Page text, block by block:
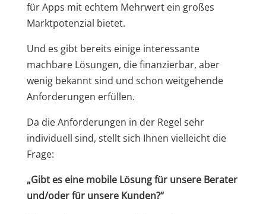
für Apps mit echtem Mehrwert ein großes
Marktpotenzial bietet.
Und es gibt bereits einige interessante
machbare Lösungen, die finanzierbar, aber
wenig bekannt sind und schon weitgehende
Anforderungen erfüllen.
Da die Anforderungen in der Regel sehr
individuell sind, stellt sich Ihnen vielleicht die
Frage:
„Gibt es eine mobile Lösung für unsere Berater
und/oder für unsere Kunden?“